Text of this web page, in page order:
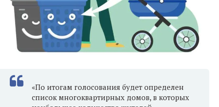
«По итогам голосования будет определен
список многоквартирных домов, в которых